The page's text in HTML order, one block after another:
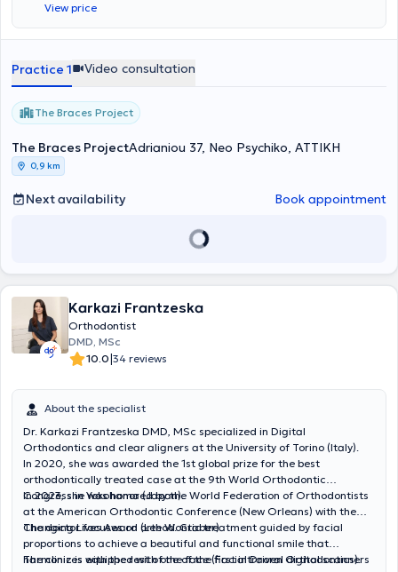
View price
Practice 1 Video consultation
The Braces Project
The Braces ProjectAdrianiou 37, Neo Psychiko, ΑΤΤΙΚΗ
0,9 km
Next availability Book appointment
Karkazi Frantzeska
Orthodontist
DMD, MSc
10.0|34 reviews
About the specialist
Dr. Karkazi Frantzeska DMD, MSc specialized in Digital
Orthodontics and clear aligners at the University of Torino (Italy).
In 2020, she was awarded the 1st global prize for the best
orthodontically treated case at the 9th World Orthodontic
Congress in Yokohama (Japan).
In 2023, she was honored by the World Federation of Orthodontists
at the American Orthodontic Conference (New Orleans) with the
Changing Lives Award (Lee W. Graber).
The doctor focuses on orthodontic treatment guided by facial
proportions to achieve a beautiful and functional smile that
harmonizes with the rest of the face (Facial Driven Orthodontics).
The clinic is equipped with one of the first intraoral digital scanners